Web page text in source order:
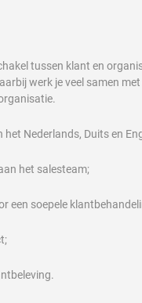
tussen klant en
werk je veel samen
Nederlands, Duits en
het salesteam;
een soepele